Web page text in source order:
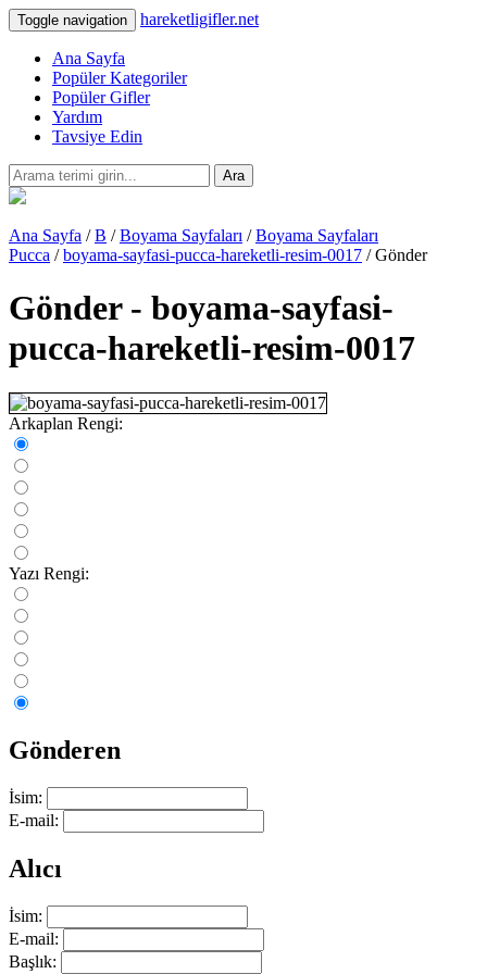
Toggle navigation hareketligifler.net
Ana Sayfa
Popüler Kategoriler
Popüler Gifler
Yardım
Tavsiye Edin
Ara
Ana Sayfa /B /Boyama Sayfaları /Boyama Sayfaları
Pucca /boyama-sayfasi-pucca-hareketli-resim-0017 / Gönder
Gönder - boyama-sayfasi-
pucca-hareketli-resim-0017
Arkaplan Rengi:
Yazı Rengi:
Gönderen
İsim:
E-mail:
Alıcı
İsim:
E-mail:
Başlık: